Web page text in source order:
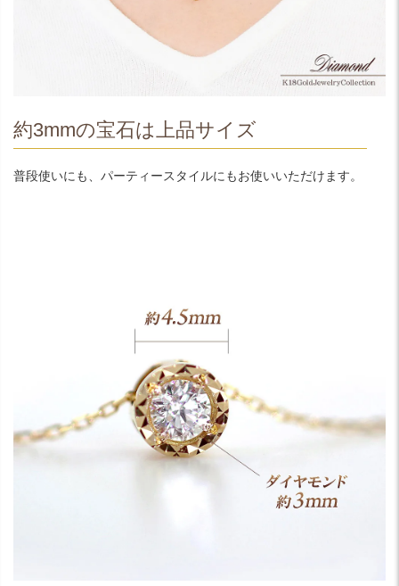
約3mmの宝石は上品サイズ
普段使いにも、パーティースタイルにもお使いいただけます。